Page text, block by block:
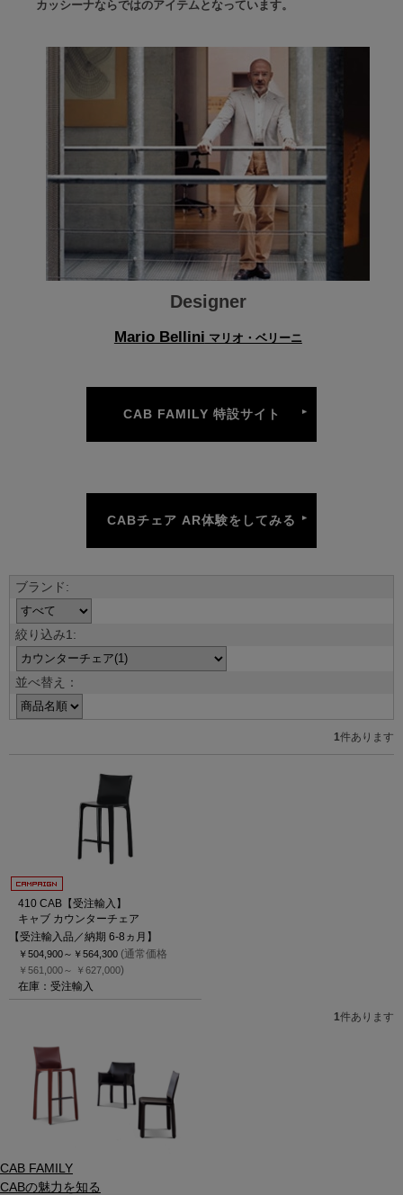
カッシーナならではのアイテムとなっています。
Designer
Mario Bellini マリオ・ベリーニ
CAB FAMILY 特設サイト
CABチェア AR体験をしてみる
並べ替え：
1件あります
410 CAB【受注輸入】
キャブ カウンターチェア
【受注輸入品／納期 6-8ヵ月】
￥504,900～ ￥564,300 (通常価格
￥561,000～ ￥627,000)
在庫：受注輸入
1件あります
CAB FAMILY
CABの魅力を知る